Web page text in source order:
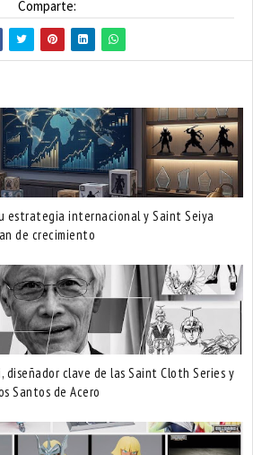
Comparte:
estrategia internacional y Saint Seiya
de crecimiento
diseñador clave de las Saint Cloth Series y
Santos de Acero